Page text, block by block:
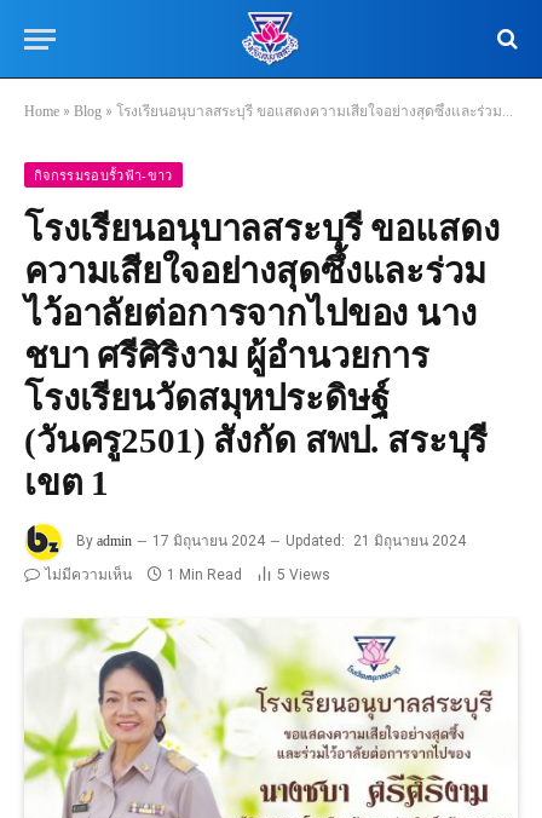
Home » Blog » โรงเรียนอนุบาลสระบุรี ขอแสดงความเสียใจอย่างสุดซึ้งและร่วมไว้อาลัยต่อการจากไปของ นางชบา ศรีศิริงาม ผู้อำนวยการโรงเรียนวัดสมุหประดิษฐ์ (วันครู2501) สังกัด สพป. สระบุรี เขต 1
กิจกรรมรอบรั้วฟ้า-ขาว
โรงเรียนอนุบาลสระบุรี ขอแสดง
ความเสียใจอย่างสุดซึ้งและร่วม
ไว้อาลัยต่อการจากไปของ นาง
ชบา ศรีศิริงาม ผู้อำนวยการ
โรงเรียนวัดสมุหประดิษฐ์
(วันครู2501) สังกัด สพป. สระบุรี
เขต 1
By admin 17 มิถุนายน 2024 Updated:
21 มิถุนายน 2024
ไม่มีความเห็น
1 Min Read 5 Views